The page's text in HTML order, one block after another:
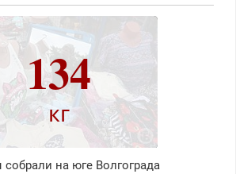
134
кг
на юге Волгограда